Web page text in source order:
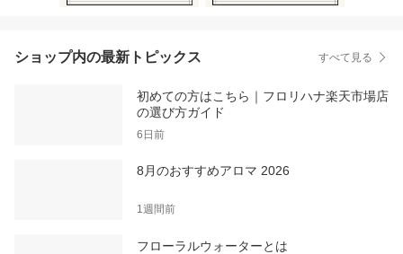
ショップ内の最新トピックス すべて見る
初めての方はこちら｜フロリハナ楽天市場店
の選び方ガイド
6日前
8月のおすすめアロマ 2026
1週間前
フローラルウォーターとは